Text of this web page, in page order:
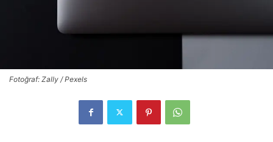
Fotoğraf: Zally / Pexels